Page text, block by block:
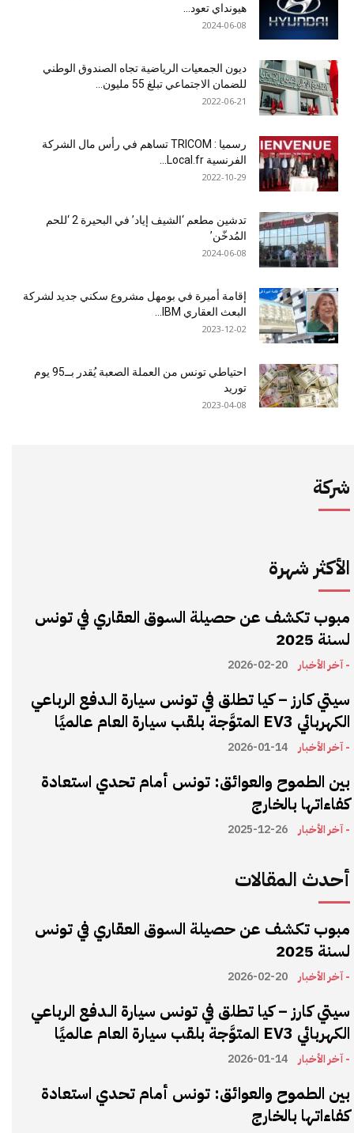
هيونداي تعود...
2024-06-08
ديون الجمعيات الرياضية تجاه الصندوق الوطني
للضمان الاجتماعي تبلغ 55 مليون...
2022-06-21
رسميا : TRICOM تساهم في رأس مال الشركة
الفرنسية Local.fr...
2022-10-29
تدشين مطعم ‘الشيف إياد’ في البحيرة 2 ‘للحم
المُدخّن’
2024-06-08
إقامة أميرة في بومهل مشروع سكني جديد لشركة
البعث العقاري IBM...
2023-12-02
احتياطي تونس من العملة الصعبة يُقدر بــ95 يوم
توريد
2023-04-08
شركة
الأكثر شهرة
مبوب تكشف عن حصيلة السوق العقاري في تونس
لسنة 2025
- آخر الأخبار 2026-02-20
سيتي كارز – كيا تطلق في تونس سيارة الـدفع الرباعي
الكهربائي EV3 المتوَّجة بلقب سيارة العام عالميًا
- آخر الأخبار 2026-01-14
بين الطموح والعوائق: تونس أمام تحدي استعادة
كفاءاتها بالخارج
- آخر الأخبار 2025-12-26
أحدث المقالات
مبوب تكشف عن حصيلة السوق العقاري في تونس
لسنة 2025
- آخر الأخبار 2026-02-20
سيتي كارز – كيا تطلق في تونس سيارة الـدفع الرباعي
الكهربائي EV3 المتوَّجة بلقب سيارة العام عالميًا
- آخر الأخبار 2026-01-14
بين الطموح والعوائق: تونس أمام تحدي استعادة
كفاءاتها بالخارج